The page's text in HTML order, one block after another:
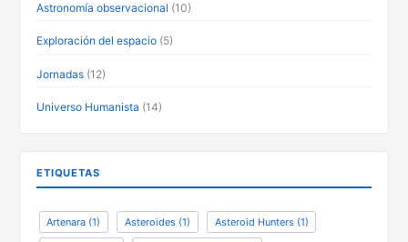
Astronomía observacional (10)
Exploración del espacio(5)
Jornadas(12)
Universo Humanista (14)
ETIQUETAS
Artenara (1) Asteroides (1) Asteroid Hunters (1)